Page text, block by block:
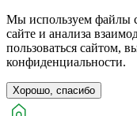
Мы используем файлы
сайте и анализа
пользоваться сайтом,
конфиденциальности.
Хорошо, спасибо